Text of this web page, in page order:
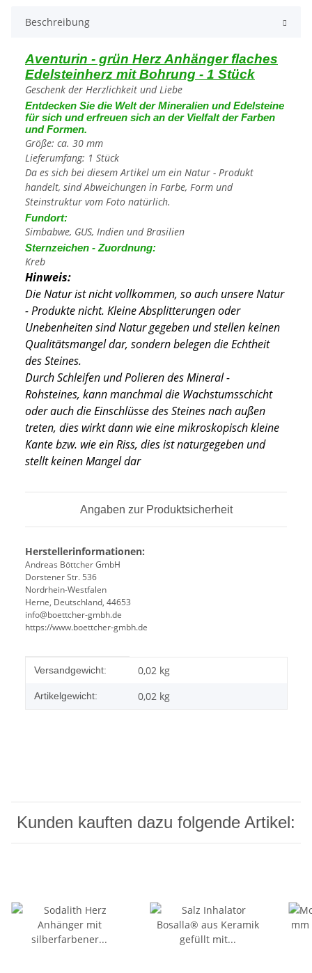
Beschreibung
Aventurin - grün Herz Anhänger flaches
Edelsteinherz mit Bohrung - 1 Stück
Geschenk der Herzlichkeit und Liebe
Entdecken Sie die Welt der Mineralien und Edelsteine
für sich und erfreuen sich an der Vielfalt der Farben
und Formen.
Größe: ca. 30 mm
Lieferumfang: 1 Stück
Da es sich bei diesem Artikel um ein Natur - Produkt
handelt, sind Abweichungen in Farbe, Form und
Steinstruktur vom Foto natürlich.
Fundort:
Simbabwe, GUS, Indien und Brasilien
Sternzeichen - Zuordnung:
Kreb
Hinweis:
Die Natur ist nicht vollkommen, so auch unsere Natur
- Produkte nicht. Kleine Absplitterungen oder
Unebenheiten sind Natur gegeben und stellen keinen
Qualitätsmangel dar, sondern belegen die Echtheit
des Steines.
Durch Schleifen und Polieren des Mineral -
Rohsteines, kann manchmal die Wachstumsschicht
oder auch die Einschlüsse des Steines nach außen
treten, dies wirkt dann wie eine mikroskopisch kleine
Kantebzw. wie ein Riss, dies ist naturgegeben und
stellt keinen Mangel dar
Angaben zur Produktsicherheit
Herstellerinformationen:
Andreas Böttcher GmbH
Dorstener Str. 536
Nordrhein-Westfalen
Herne, Deutschland, 44653
info@boettcher-gmbh.de
https://www.boettcher-gmbh.de
Produkteigenschaft
Wert
Versandgewicht: 0,02 kg
Artikelgewicht: 0,02 kg
Kunden kauften dazu folgende Artikel: